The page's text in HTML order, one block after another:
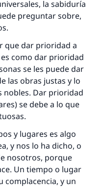
la sabiduría
preguntar sobre,
que dar prioridad a
como dar prioridad
se les puede dar
las obras justas y lo
nobles. Dar prioridad
se debe a lo que
y lugares es algo
y nos lo ha dicho, o
nosotros, porque
Un tiempo o lugar
complacencia, y un